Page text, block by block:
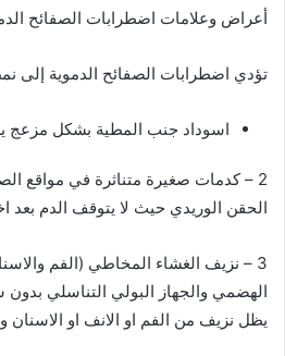
أعراض وعلامات اضطرابات الصفائح
تؤدي اضطرابات الصفائح الدموية إلى
اسوداد جنب المطية بشكل مزعج
2 – كدمات صغيرة متناثرة في مواقع
الحقن الوريدي حيث لا يتوقف الدم بعد
3 – نزيف الغشاء المخاطي (الفم
الهضمي والجهاز البولي التناسلي
يظل نزيف من الفم او الانف او الاسنان